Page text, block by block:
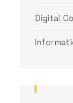
Digital